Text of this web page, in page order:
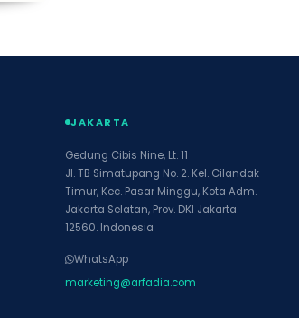
JAKARTA
Gedung Cibis Nine, Lt. 11
Jl. TB Simatupang No. 2. Kel. Cilandak
Timur, Kec. Pasar Minggu, Kota Adm.
Jakarta Selatan, Prov. DKI Jakarta.
12560. Indonesia
WhatsApp
marketing@arfadia.com